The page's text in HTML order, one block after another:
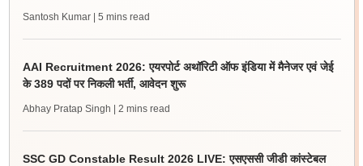
Santosh Kumar | 5 mins read
AAI Recruitment 2026: एयरपोर्ट अथॉरिटी ऑफ इंडिया में मैनेजर एवं जेई
के 389 पदों पर निकली भर्ती, आवेदन शुरू
Abhay Pratap Singh | 2 mins read
SSC GD Constable Result 2026 LIVE: एसएससी जीडी कांस्टेबल